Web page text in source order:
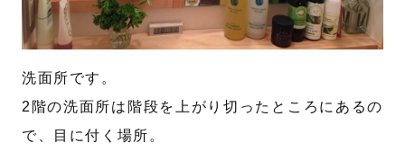
洗面所です。
2階の洗面所は階段を上がり切ったところにあるの
で、目に付く場所。